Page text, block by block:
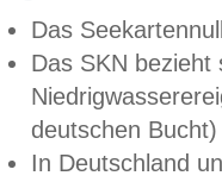
Das
Das SKN
deutschen
In Deutschland